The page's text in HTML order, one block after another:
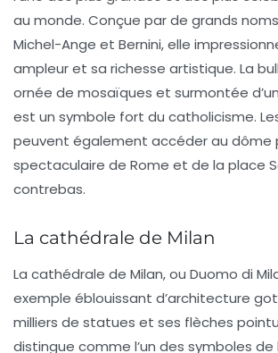
au monde. Conçue par de grands
Michel-Ange et Bernini, elle
ampleur et sa richesse artistique. La
ornée de mosaïques et surmontée
est un symbole fort du catholicisme.
peuvent également accéder au dôme
spectaculaire de Rome et de la place
contrebas.
La cathédrale de Milan
La cathédrale de Milan, ou Duomo di
exemple éblouissant d’architecture
milliers de statues et ses flèches
distingue comme l’un des symboles de